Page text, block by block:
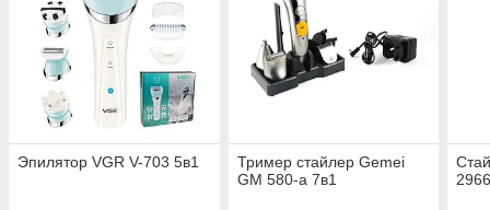
Эпилятор VGR V-703 5в1
Тример стайлер Gemei
GM 580-a 7в1